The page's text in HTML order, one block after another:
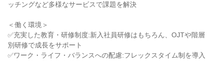
ッチングなど多様なサービスで課題を解決
＜働く環境＞
✅充実した教育・研修制度:新入社員研修はもちろん、OJTや階層
別研修で成長をサポート
✅ワーク・ライフ・バランスへの配慮:フレックスタイム制を導入